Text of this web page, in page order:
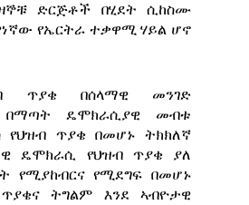
ድርጅቶች በሂደት ሲከስሙ
የኤርትራ ተቃዋሚ ሃይል ሆኖ
ጥያቄ በሰላማዊ መንገድ
በማጣት ዴሞክራሲያዊ መብቱ
የህዝብ ጥያቄ በመሆኑ ትክክለኛ
ዴሞክራሲ የህዝብ ጥያቄ ያለ
የሚደግፍ በመሆኑ
ትግልም እንደ ኣብዮታዊ